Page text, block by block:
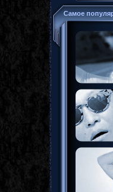
Самое